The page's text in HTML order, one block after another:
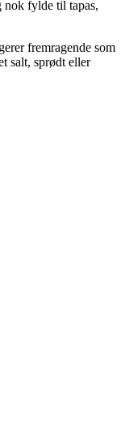
nok fylde til tapas,
fremragende som
salt, sprødt eller